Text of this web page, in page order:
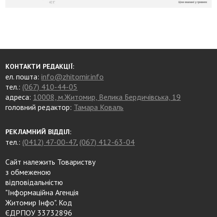
КОНТАКТИ РЕДАКЦІЇ:
ел. пошта:info@zhitomir.info
тел.: (067) 410-44-05
адреса: 10008, м.Житомир, Велика Бердичівська, 19
головний редактор: Тамара Коваль
РЕКЛАМНИЙ ВІДДІЛ:
тел.: (0412) 47-00-47, (067) 412-63-04
Сайт належить Товариству
з обмеженою
відповідальністю
"Інформаційна Агенція
Житомир Інфо". Код
ЄДРПОУ 33732896